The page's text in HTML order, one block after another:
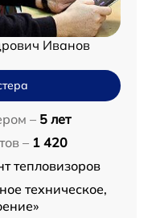
Иванов
– 5 лет
– 1 420
тепловизоров
техническое,